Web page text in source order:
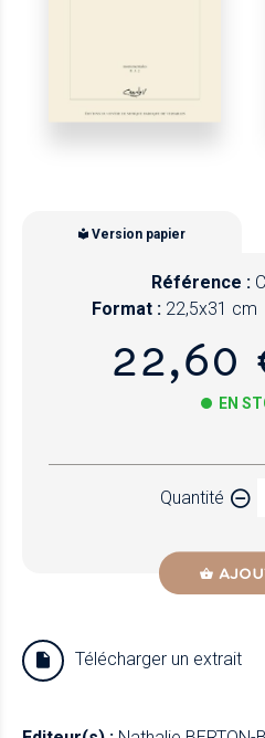
Version papier
Référence :
Format : 22,5x31 cm
22,60
EN
Quantité
Télécharger un extrait